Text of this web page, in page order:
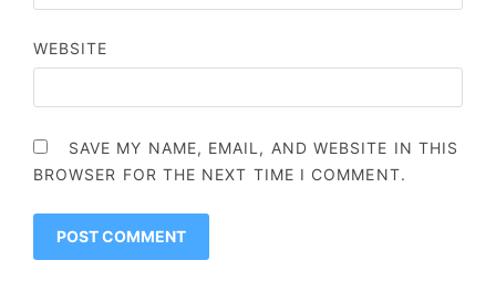
WEBSITE
SAVE MY NAME, EMAIL, AND WEBSITE IN THIS
BROWSER FOR THE NEXT TIME I COMMENT.